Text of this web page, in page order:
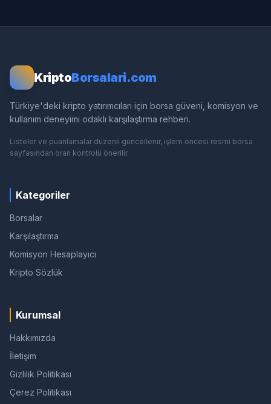
KriptoBorsalari.com
Türkiye'deki kripto yatırımcıları için borsa güveni, komisyon ve
kullanım deneyimi odaklı karşılaştırma rehberi.
Listeler ve puanlamalar düzenli güncellenir, işlem öncesi resmi borsa
sayfasından oran kontrolü önerilir.
Kategoriler
Borsalar
Karşılaştırma
Komisyon Hesaplayıcı
Kripto Sözlük
Kurumsal
Hakkımızda
İletişim
Gizlilik Politikası
Çerez Politikası